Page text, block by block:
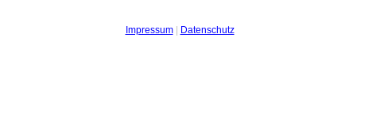
Impressum| Datenschutz